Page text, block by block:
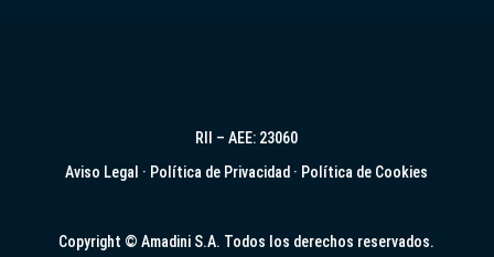
RII – AEE: 23060
Aviso Legal · Política de Privacidad · Política de Cookies
Copyright © Amadini S.A. Todos los derechos reservados.